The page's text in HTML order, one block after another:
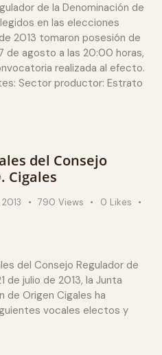
de la Denominación de
en las elecciones
2013 tomaron posesión de
de agosto a las 20:00 horas,
realizada al efecto.
Sector productor: Estrato
del Consejo
Cigales
790 Views 0 Likes
del Consejo Regulador de
de julio de 2013, la Junta
de Origen Cigales ha
vocales electos y